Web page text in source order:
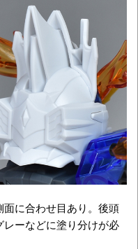
面に合わせ目あり。後頭
ーなどに塗り分けが必